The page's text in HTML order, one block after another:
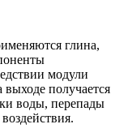
глина,
модули
получается
воды, перепады